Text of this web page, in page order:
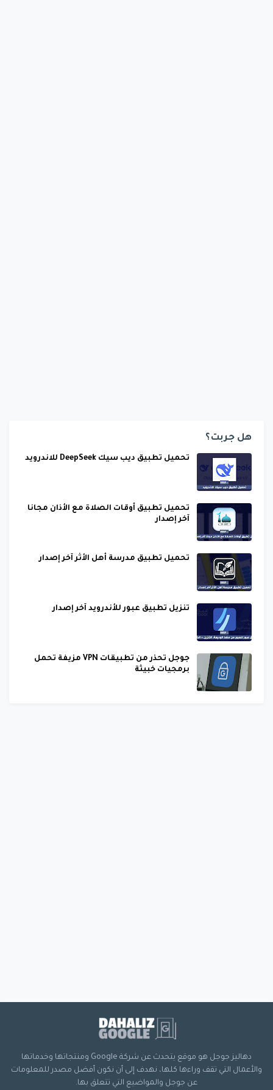
هل جربت؟
تحميل تطبيق ديب سيك DeepSeek للاندرويد
تحميل تطبيق أوقات الصلاة مع الأذان مجانا
آخر إصدار
تحميل تطبيق مدرسة أهل الأثر آخر إصدار
تنزيل تطبيق عبور للأندرويد آخر إصدار
جوجل تحذر من تطبيقات VPN مزيفة تحمل
برمجيات خبيثة
دهاليز جوجل هو موقع يتحدث عن شركة Google ومنتجاتها وخدماتها
والأعمال التي تقف وراءها كلها، نهدف إلى أن نكون أفضل مصدر للمعلومات
عن جوجل والمواضيع التي تتعلق بها.